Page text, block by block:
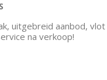
uitgebreid aanbod,
na verkoop!